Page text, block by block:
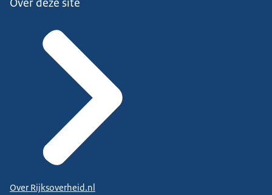
Over Rijksoverheid.nl